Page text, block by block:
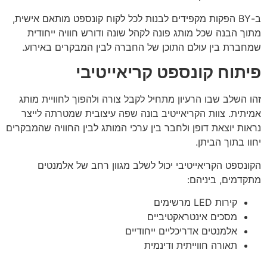
ב-BY הפקות מקפידים לבנות לכל לקוח קונספט מותאם אישית,
מתוך הבנה שכל מותג פונה לקהל שונה ודורש חוויה ייחודית
שמחברת בין עולם התוכן של החברה לבין המבקרים באירוע.
פיתוח קונספט קריאייטיבי
זהו השלב שבו הרעיון מתחיל לקבל צורה ולהפוך לחוויית מותג
אמיתית. צוות הקריאייטיב בונה שפה עיצובית שמטרתה לייצר
נראות יוצאת דופן ולחבר בין ערכי המותג לבין החוויה שהמבקרים
יחוו בתוך הביתן.
הקונספט הקריאייטיבי יכול לשלב מגוון רחב של אלמנטים
מתקדמים, ביניהם:
קירות LED מרשימים
מסכים אינטראקטיביים
אלמנטים אדריכליים ייחודיים
תאורה חווייתית ודינמית